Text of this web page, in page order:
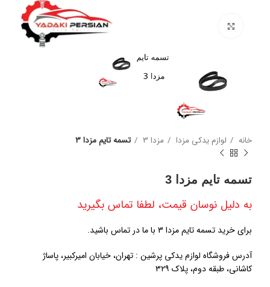
خانه لوازم یدکی مزدا مزدا 3 تسمه تایم مزدا 3
تسمه تایم مزدا 3
به دلیل نوسان قیمت، لطفا تماس بگیرید
برای خرید تسمه تایم مزدا 3 با ما در تماس باشید.
آدرس فروشگاه لوازم یدکی پرشین : تهران، خیابان امیرکبیر، پاساژ
کاشانی، طبقه دوم، پلاک ۳۲۹